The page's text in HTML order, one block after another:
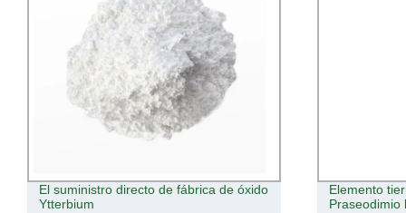
El suministro directo de fábrica de óxido
Ytterbium
Elemento
Praseodimio